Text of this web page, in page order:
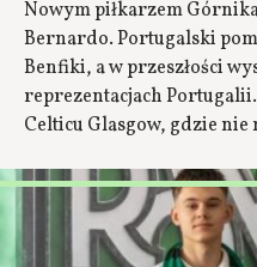
Nowym piłkarzem
Bernardo. Portugalski
Benfiki, a w przeszłości
reprezentacjach
Celticu Glasgow, gdzie nie